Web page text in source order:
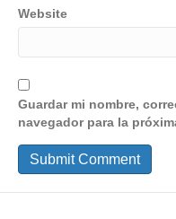
Website
Guardar mi nombre,
navegador para la